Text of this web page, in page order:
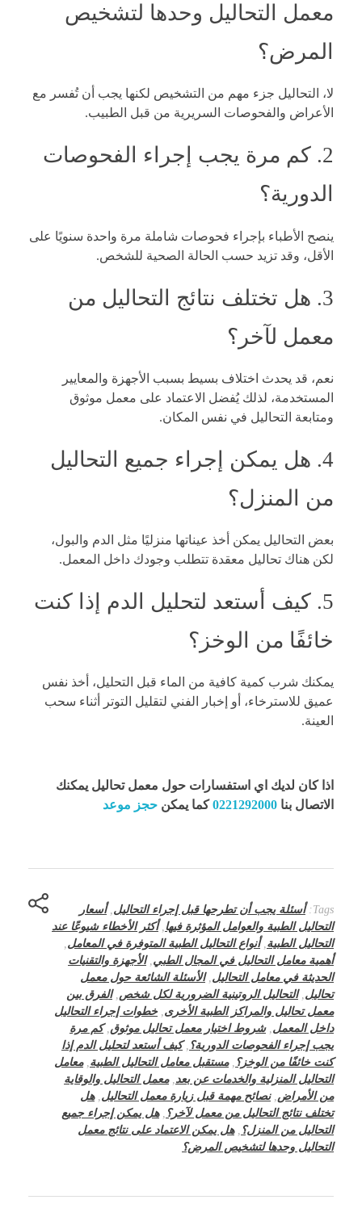
معمل التحاليل وحدها لتشخيص
المرض؟
لا، التحاليل جزء مهم من التشخيص لكنها يجب أن تُفسر مع
الأعراض والفحوصات السريرية من قبل الطبيب.
2. كم مرة يجب إجراء الفحوصات
الدورية؟
ينصح الأطباء بإجراء فحوصات شاملة مرة واحدة سنويًا على
الأقل، وقد تزيد حسب الحالة الصحية للشخص.
3. هل تختلف نتائج التحاليل من
معمل لآخر؟
نعم، قد يحدث اختلاف بسيط بسبب الأجهزة والمعايير
المستخدمة، لذلك يُفضل الاعتماد على معمل موثوق
ومتابعة التحاليل في نفس المكان.
4. هل يمكن إجراء جميع التحاليل
من المنزل؟
بعض التحاليل يمكن أخذ عيناتها منزليًا مثل الدم والبول،
لكن هناك تحاليل معقدة تتطلب وجودك داخل المعمل.
5. كيف أستعد لتحليل الدم إذا كنت
خائفًا من الوخز؟
يمكنك شرب كمية كافية من الماء قبل التحليل، أخذ نفس
عميق للاسترخاء، أو إخبار الفني لتقليل التوتر أثناء سحب
العينة.
اذا كان لديك اي استفسارات حول معمل تحاليل يمكنك
الاتصال بنا 0221292000كما يمكن حجز موعد
Tags: أسئلة يجب أن تطرحها قبل إجراء التحاليل,أسعار
التحاليل الطبية والعوامل المؤثرة فيها ,أكثر الأخطاء شيوعًا عند
التحاليل الطبية,أنواع التحاليل الطبية المتوفرة في المعامل,
أهمية معامل التحاليل في المجال الطبي,الأجهزة والتقنيات
الحديثة في معامل التحاليل,الأسئلة الشائعة حول معمل
تحاليل,التحاليل الروتينية الضرورية لكل شخص,الفرق بين
معمل تحاليل والمراكز الطبية الأخرى,خطوات إجراء التحاليل
داخل المعمل,شروط اختيار معمل تحاليل موثوق,كم مرة
يجب إجراء الفحوصات الدورية؟ ,كيف أستعد لتحليل الدم إذا
كنت خائفًا من الوخز؟ ,مستقبل معامل التحاليل الطبية,معامل
التحاليل المنزلية والخدمات عن بعد,معمل التحاليل والوقاية
من الأمراض,نصائح مهمة قبل زيارة معمل التحاليل,هل
تختلف نتائج التحاليل من معمل لآخر؟ ,هل يمكن إجراء جميع
التحاليل من المنزل؟ ,هل يمكن الاعتماد على نتائج معمل
التحاليل وحدها لتشخيص المرض؟